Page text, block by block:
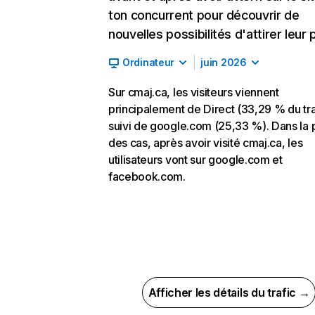
ton concurrent pour découvrir de
nouvelles possibilités d'attirer leur
Ordinateur juin 2026
Sur cmaj.ca, les visiteurs viennent
principalement de Direct (33,29 % du
suivi de google.com (25,33 %). Dans la
des cas, après avoir visité cmaj.ca, les
utilisateurs vont sur google.com et
facebook.com.
Afficher les détails du trafic →